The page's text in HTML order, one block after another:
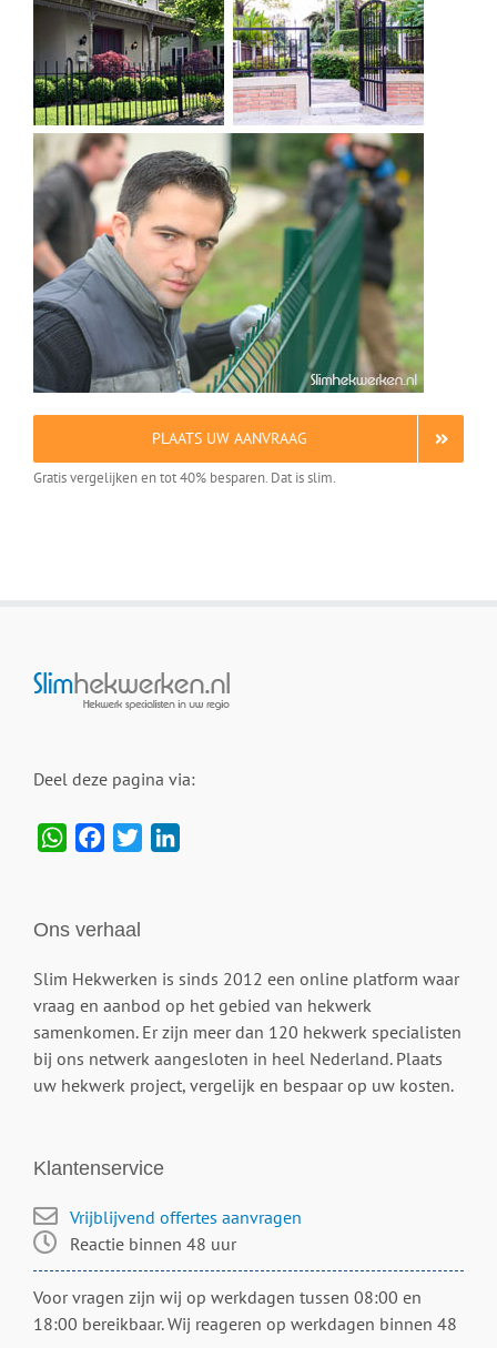
PLAATS UW AANVRAAG
Gratis vergelijken en tot 40% besparen. Dat is slim.
Deel deze pagina via:
WhatsAppFacebook
Twitter
Ons verhaal
Slim Hekwerken is sinds 2012 een online platform waar
vraag en aanbod op het gebied van hekwerk
samenkomen. Er zijn meer dan 120 hekwerk specialisten
bij ons netwerk aangesloten in heel Nederland. Plaats
uw hekwerk project, vergelijk en bespaar op uw kosten.
Klantenservice
Vrijblijvend offertes aanvragen
Reactie binnen 48 uur
Voor vragen zijn wij op werkdagen tussen 08:00 en
18:00 bereikbaar. Wij reageren op werkdagen binnen 48